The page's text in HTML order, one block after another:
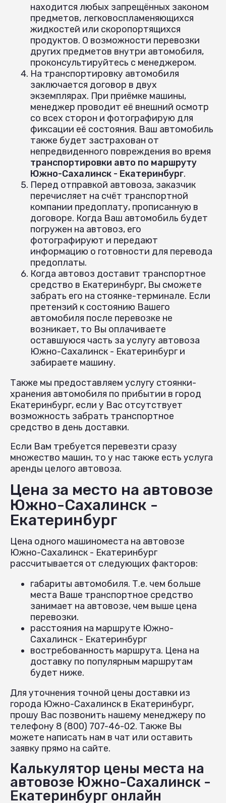
находится любых запрещённых законом
предметов, легковоспламеняющихся
жидкостей или скоропортящихся
продуктов. О возможности перевозки
других предметов внутри автомобиля,
проконсультируйтесь с менеджером.
На транспортировку автомобиля
заключается договор в двух
экземплярах. При приёмке машины,
менеджер проводит её внешний осмотр
со всех сторон и фотографирую для
фиксации её состояния. Ваш автомобиль
также будет застрахован от
непредвиденного повреждения во время
транспортировки авто по маршруту
Южно-Сахалинск - Екатеринбург.
Перед отправкой автовоза, заказчик
перечисляет на счёт транспортной
компании предоплату, прописанную в
договоре. Когда Ваш автомобиль будет
погружен на автовоз, его
фотографируют и передают
информацию о готовности для перевода
предоплаты.
Когда автовоз доставит транспортное
средство в Екатеринбург, Вы сможете
забрать его на стоянке-терминале. Если
претензий к состоянию Вашего
автомобиля после перевозке не
возникает, то Вы оплачиваете
оставшуюся часть за услугу автовоза
Южно-Сахалинск - Екатеринбург и
забираете машину.
Также мы предоставляем услугу стоянки-
хранения автомобиля по прибытии в город
Екатеринбург, если у Вас отсутствует
возможность забрать транспортное
средство в день доставки.
Если Вам требуется перевезти сразу
множество машин, то у нас также есть услуга
аренды целого автовоза.
Цена за место на автовозе
Южно-Сахалинск -
Екатеринбург
Цена одного машиноместа на автовозе
Южно-Сахалинск - Екатеринбург
рассчитывается от следующих факторов:
габариты автомобиля. Т.е. чем больше
места Ваше транспортное средство
занимает на автовозе, чем выше цена
перевозки.
расстояния на маршруте Южно-
Сахалинск - Екатеринбург
востребованность маршрута. Цена на
доставку по популярным маршрутам
будет ниже.
Для уточнения точной цены доставки из
города Южно-Сахалинск в Екатеринбург,
прошу Вас позвонить нашему менеджеру по
телефону 8 (800) 707-46-02. Также Вы
можете написать нам в чат или оставить
заявку прямо на сайте.
Калькулятор цены места на
автовозе Южно-Сахалинск -
Екатеринбург онлайн